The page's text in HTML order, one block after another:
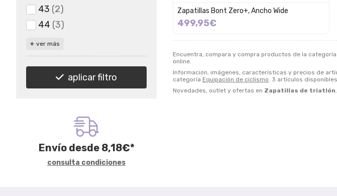
Encuentra, compara y compra productos de la categoría
online.
Información, imágenes, características y precios de
categoría Equipación de ciclismo. 3 artículos
Novedades, outlet y ofertas en Zapatillas de triatlón.
Zapatillas Bont Zero+, Ancho Wide
499,95€
43 (2)
44 (3)
ver más
aplicar filtro
Envío desde 8,18€*
consulta condiciones